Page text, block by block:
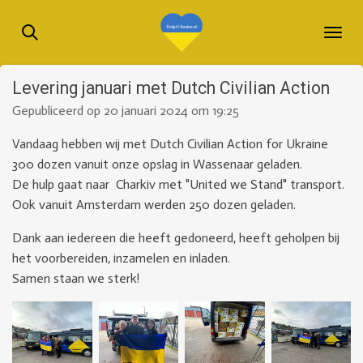
direct
de
hoofdinhoud
Levering januari met Dutch Civilian Action
Gepubliceerd op 20 januari 2024 om 19:25
Vandaag hebben wij met Dutch Civilian Action for Ukraine
300 dozen vanuit onze opslag in Wassenaar geladen.
De hulp gaat naar Charkiv met "United we Stand" transport.
Ook vanuit Amsterdam werden 250 dozen geladen.
Dank aan iedereen die heeft gedoneerd, heeft geholpen bij
het voorbereiden, inzamelen en inladen.
Samen staan ​​we sterk!